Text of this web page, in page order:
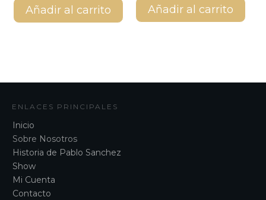
original actual
Añadir al carrito
original actual
Añadir al carrito
ENLACES PRINCIPALES
Inicio
Sobre Nosotros
Historia de Pablo Sanchez
Show
Mi Cuenta
Contacto